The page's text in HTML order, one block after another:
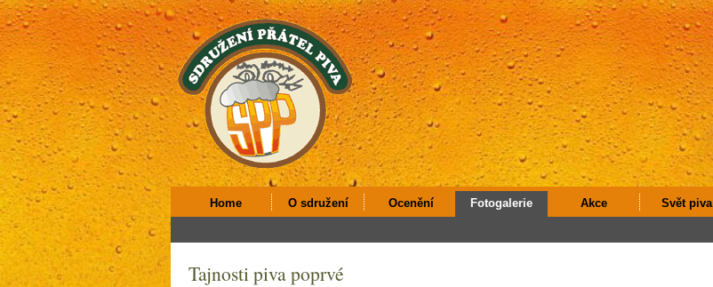
Home O sdružení Ocenění Fotogalerie Akce Svět piva
Tajnosti piva poprvé